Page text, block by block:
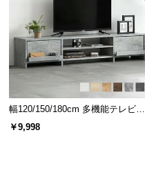
幅120/150/180cm 多機能テレビボ
ード 木目/石目調 オープン収納・
￥9,998